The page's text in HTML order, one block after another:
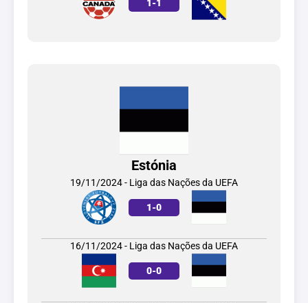
1-1
Estónia
19/11/2024 - Liga das Nações da UEFA
1-0
16/11/2024 - Liga das Nações da UEFA
0-0